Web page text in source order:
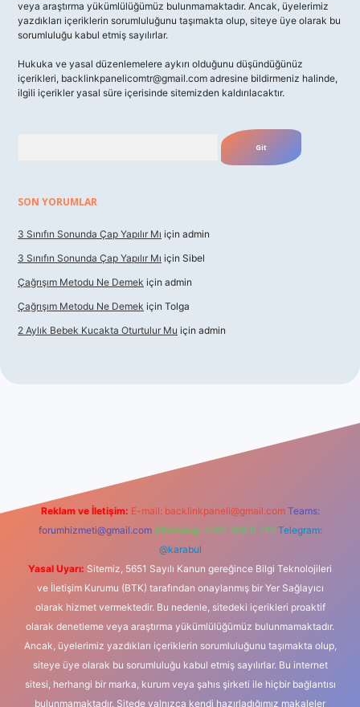
veya araştırma yükümlülüğümüz bulunmamaktadır. Ancak, üyelerimiz
yazdıkları içeriklerin sorumluluğunu taşımakta olup, siteye üye olarak bu
sorumluluğu kabul etmiş sayılırlar.
Hukuka ve yasal düzenlemelere aykırı olduğunu düşündüğünüz
içerikleri, backlinkpanelicomtr@gmail.com adresine bildirmeniz halinde,
ilgili içerikler yasal süre içerisinde sitemizden kaldırılacaktır.
SON YORUMLAR
3 Sınıfın Sonunda Çap Yapılır Mı için admin
3 Sınıfın Sonunda Çap Yapılır Mı için Sibel
Çağrışım Metodu Ne Demek için admin
Çağrışım Metodu Ne Demek için Tolga
2 Aylık Bebek Kucakta Oturtulur Mu için admin
Reklam ve İletişim: E-mail: backlinkpaneli@gmail.com Teams:
forumhizmeti@gmail.com Whatsapp: 0262 606 0 726 Telegram:
@karabul
Yasal Uyarı: Sitemiz, 5651 Sayılı Kanun gereğince Bilgi Teknolojileri
ve İletişim Kurumu (BTK) tarafından onaylanmış bir Yer Sağlayıcı
olarak hizmet vermektedir. Bu nedenle, sitedeki içerikleri proaktif
olarak denetleme veya araştırma yükümlülüğümüz bulunmamaktadır.
Ancak, üyelerimiz yazdıkları içeriklerin sorumluluğunu taşımakta olup,
siteye üye olarak bu sorumluluğu kabul etmiş sayılırlar. Bu internet
sitesi, herhangi bir marka, kurum veya şahıs şirketi ile hiçbir bağlantısı
bulunmamaktadır. Sitede yalnızca kendi hazırladığımız makaleler